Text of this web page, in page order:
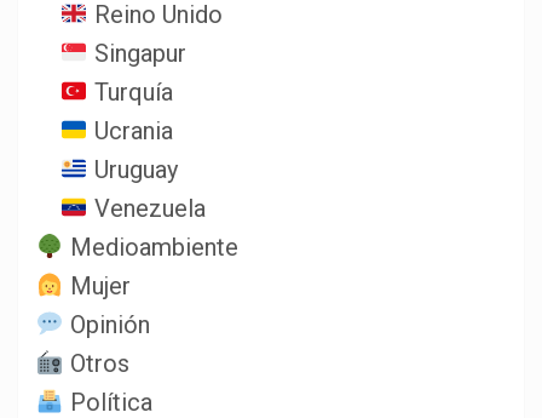
Reino Unido
Singapur
Turquía
Ucrania
Uruguay
Venezuela
Medioambiente
Mujer
Opinión
Otros
Política